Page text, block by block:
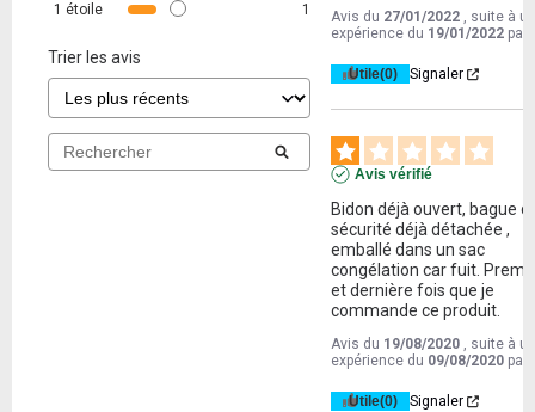
1 étoile 1
Trier les avis
Avis du 27/01/2022 , suite à
expérience du 19/01/2022 par
Utile(0) Signaler
Avis vérifié
Bidon déjà ouvert, bague
sécurité déjà détachée ,
emballé dans un sac
congélation car fuit.
et dernière fois que je
commande ce produit.
Avis du 19/08/2020 , suite à
expérience du 09/08/2020 par
Utile(0) Signaler